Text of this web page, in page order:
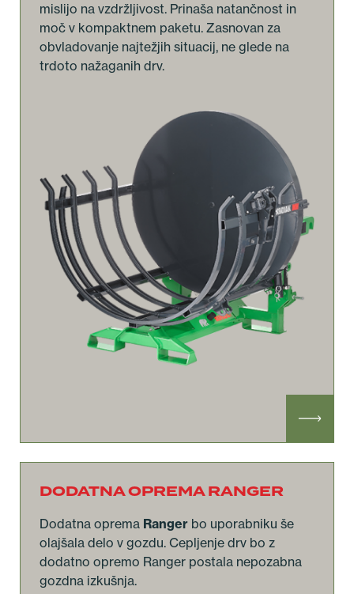
mislijo na vzdržljivost. Prinaša natančnost in
moč v kompaktnem paketu. Zasnovan za
obvladovanje najtežjih situacij, ne glede na
trdoto nažaganih drv.
DODATNA OPREMA RANGER
Dodatna oprema Ranger bo uporabniku še
olajšala delo v gozdu. Cepljenje drv bo z
dodatno opremo Ranger postala nepozabna
gozdna izkušnja.